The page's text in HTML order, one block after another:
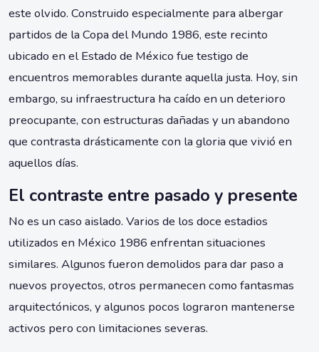
este olvido. Construido especialmente para albergar
partidos de la Copa del Mundo 1986, este recinto
ubicado en el Estado de México fue testigo de
encuentros memorables durante aquella justa. Hoy, sin
embargo, su infraestructura ha caído en un deterioro
preocupante, con estructuras dañadas y un abandono
que contrasta drásticamente con la gloria que vivió en
aquellos días.
El contraste entre pasado y presente
No es un caso aislado. Varios de los doce estadios
utilizados en México 1986 enfrentan situaciones
similares. Algunos fueron demolidos para dar paso a
nuevos proyectos, otros permanecen como fantasmas
arquitectónicos, y algunos pocos lograron mantenerse
activos pero con limitaciones severas.